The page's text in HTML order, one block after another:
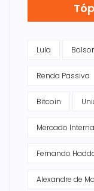
Lula
Renda Passiva
Bitcoin
Mercado
Fernando
Alexandre de